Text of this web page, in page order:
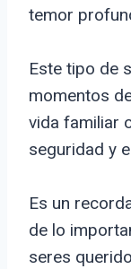
temor
Este tipo de
momentos
vida familiar
seguridad y
Es un
de lo
seres